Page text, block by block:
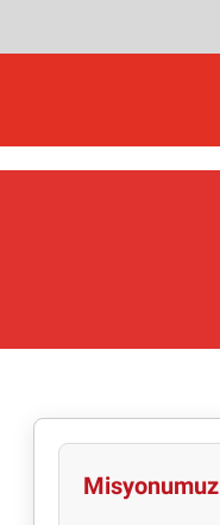
Misyonumuz